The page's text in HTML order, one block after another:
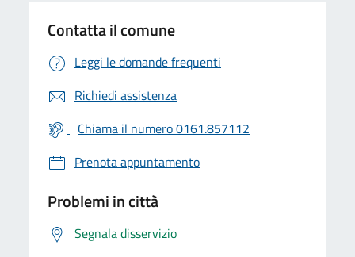
Contatta il comune
Leggi le domande frequenti
Richiedi assistenza
Chiama il numero 0161.857112
Prenota appuntamento
Problemi in città
Segnala disservizio